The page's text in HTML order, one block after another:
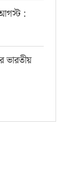
আগস্ট :
ভারতীয়